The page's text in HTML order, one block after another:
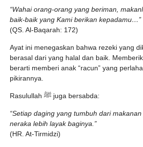
“Wahai orang-orang yang beriman,
baik-baik yang Kami berikan kepadamu…”
(QS. Al-Baqarah: 172)
Ayat ini menegaskan bahwa rezeki yang
berasal dari yang halal dan baik.
berarti memberi anak “racun” yang
pikirannya.
Rasulullah ﷺ juga bersabda:
“Setiap daging yang tumbuh dari
neraka lebih layak baginya.”
(HR. At-Tirmidzi)